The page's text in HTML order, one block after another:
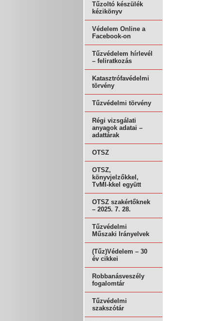
Tűzoltó készülék
kézikönyv
Védelem Online a
Facebook-on
Tűzvédelem hírlevél
– feliratkozás
Katasztrófavédelmi
törvény
Tűzvédelmi törvény
Régi vizsgálati
anyagok adatai –
adattárak
OTSZ
OTSZ,
könyvjelzőkkel,
TvMI-kkel együtt
OTSZ szakértőknek
– 2025. 7. 28.
Tűzvédelmi
Műszaki Irányelvek
(Tűz)Védelem – 30
év cikkei
Robbanásveszély
fogalomtár
Tűzvédelmi
szakszótár